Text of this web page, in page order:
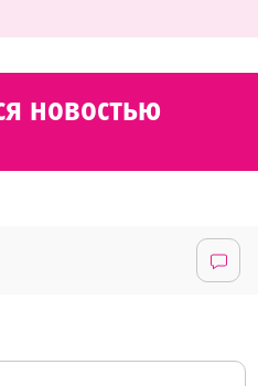
новостью